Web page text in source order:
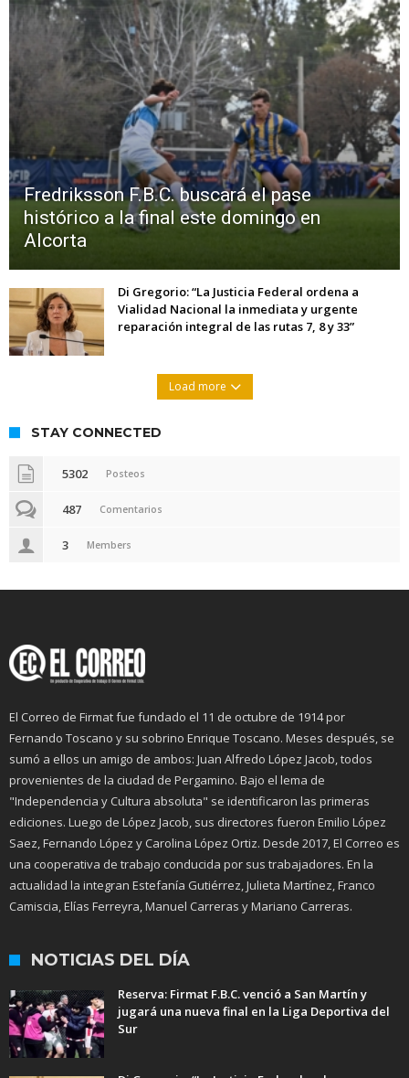
Fredriksson F.B.C. buscará el pase
histórico a la final este domingo en
Alcorta
Di Gregorio: “La Justicia Federal ordena a
Vialidad Nacional la inmediata y urgente
reparación integral de las rutas 7, 8 y 33”
Load more
STAY CONNECTED
5302 Posteos
487 Comentarios
3 Members
El Correo de Firmat fue fundado el 11 de octubre de 1914 por
Fernando Toscano y su sobrino Enrique Toscano. Meses después, se
sumó a ellos un amigo de ambos: Juan Alfredo López Jacob, todos
provenientes de la ciudad de Pergamino. Bajo el lema de
"Independencia y Cultura absoluta" se identificaron las primeras
ediciones. Luego de López Jacob, sus directores fueron Emilio López
Saez, Fernando López y Carolina López Ortiz. Desde 2017, El Correo es
una cooperativa de trabajo conducida por sus trabajadores. En la
actualidad la integran Estefanía Gutiérrez, Julieta Martínez, Franco
Camiscia, Elías Ferreyra, Manuel Carreras y Mariano Carreras.
NOTICIAS DEL DÍA
Reserva: Firmat F.B.C. venció a San Martín y
jugará una nueva final en la Liga Deportiva del
Sur